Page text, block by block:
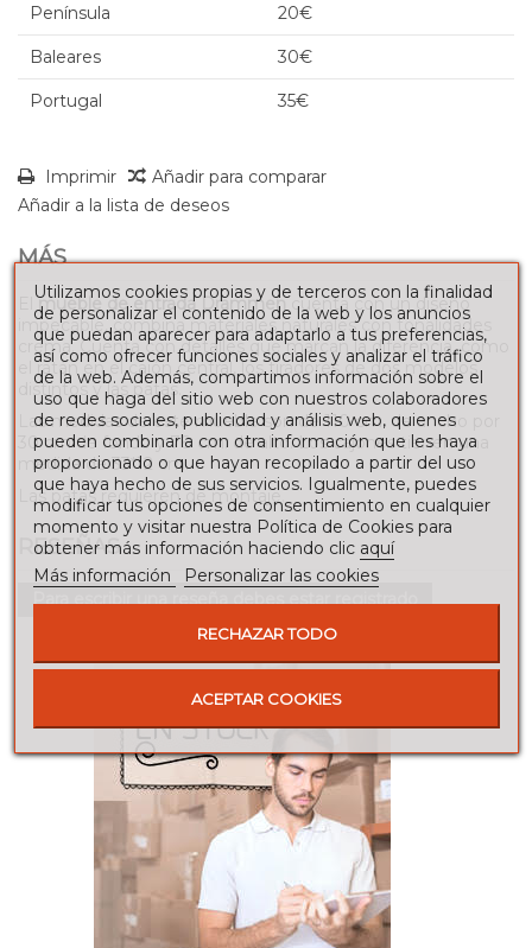
Península 20€
Baleares 30€
Portugal 35€
Imprimir
Añadir para comparar
Añadir a la lista de deseos
MÁS
Elmueble de entrada Drammencuenta con un diseño
impecable, combina materiales naturales con tonalidades
crema. Cuenta con detalles que marcan la diferencia, como
el ratán en el cajón central, los tiradores de dos modelos
distintos y las patas.
Las medidas de este mueble son de 110 cm. de ancho por
30 cm de fondo y 78 cm. de alto. Los cajones tienen una
medida de 33*12 cm.
Las patas requieren de montaje.
RESEÑAS
Para escribir una reseña debes estar registrado
Utilizamos cookies propias y de terceros con la finalidad
de personalizar el contenido de la web y los anuncios
que puedan aparecer para adaptarlo a tus preferencias,
así como ofrecer funciones sociales y analizar el tráfico
de la web. Además, compartimos información sobre el
uso que haga del sitio web con nuestros colaboradores
de redes sociales, publicidad y análisis web, quienes
pueden combinarla con otra información que les haya
proporcionado o que hayan recopilado a partir del uso
que haya hecho de sus servicios. Igualmente, puedes
modificar tus opciones de consentimiento en cualquier
momento y visitar nuestra Política de Cookies para
obtener más información haciendo clic aquí
Más información
Personalizar las cookies
RECHAZAR TODO
ACEPTAR COOKIES